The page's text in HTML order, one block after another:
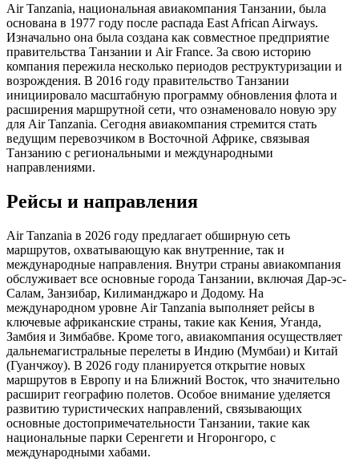
Air Tanzania, национальная авиакомпания Танзании, была
основана в 1977 году после распада East African Airways.
Изначально она была создана как совместное предприятие
правительства Танзании и Air France. За свою историю
компания пережила несколько периодов реструктуризации и
возрождения. В 2016 году правительство Танзании
инициировало масштабную программу обновления флота и
расширения маршрутной сети, что ознаменовало новую эру
для Air Tanzania. Сегодня авиакомпания стремится стать
ведущим перевозчиком в Восточной Африке, связывая
Танзанию с региональными и международными
направлениями.
Рейсы и направления
Air Tanzania в 2026 году предлагает обширную сеть
маршрутов, охватывающую как внутренние, так и
международные направления. Внутри страны авиакомпания
обслуживает все основные города Танзании, включая Дар-эс-
Салам, Занзибар, Килиманджаро и Додому. На
международном уровне Air Tanzania выполняет рейсы в
ключевые африканские страны, такие как Кения, Уганда,
Замбия и Зимбабве. Кроме того, авиакомпания осуществляет
дальнемагистральные перелеты в Индию (Мумбаи) и Китай
(Гуанчжоу). В 2026 году планируется открытие новых
маршрутов в Европу и на Ближний Восток, что значительно
расширит географию полетов. Особое внимание уделяется
развитию туристических направлений, связывающих
основные достопримечательности Танзании, такие как
национальные парки Серенгети и Нгоронгоро, с
международными хабами.